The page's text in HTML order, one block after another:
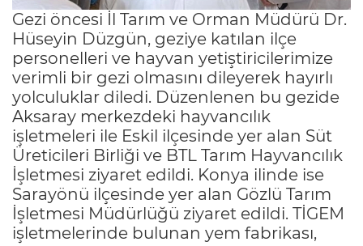
Gezi öncesi İl Tarım ve Orman Müdürü Dr.
Hüseyin Düzgün, geziye katılan ilçe
personelleri ve hayvan yetiştiricilerimize
verimli bir gezi olmasını dileyerek hayırlı
yolculuklar diledi. Düzenlenen bu gezide
Aksaray merkezdeki hayvancılık
işletmeleri ile Eskil ilçesinde yer alan Süt
Üreticileri Birliği ve BTL Tarım Hayvancılık
İşletmesi ziyaret edildi. Konya ilinde ise
Sarayönü ilçesinde yer alan Gözlü Tarım
İşletmesi Müdürlüğü ziyaret edildi. TİGEM
işletmelerinde bulunan yem fabrikası,